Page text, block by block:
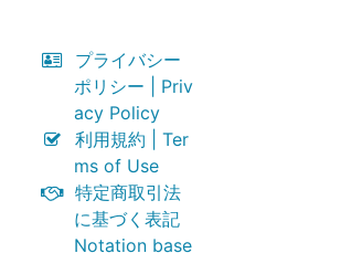
プライバシー
ポリシー | Priv
acy Policy
利用規約 | Ter
ms of Use
特定商取引法
に基づく表記
Notation base